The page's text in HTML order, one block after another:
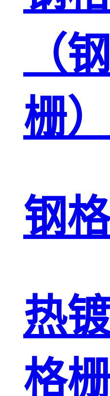
（
栅）
钢
热
格